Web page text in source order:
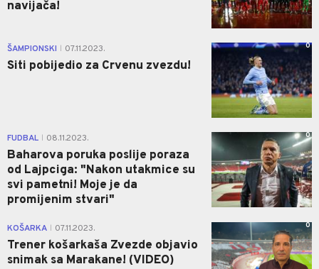
navijača!
ŠAMPIONSKI 07.11.2023.
Siti pobijedio za Crvenu zvezdu!
0
FUDBAL 08.11.2023.
Baharova poruka poslije poraza
od Lajpciga: "Nakon utakmice su
svi pametni! Moje je da
promijenim stvari"
0
KOŠARKA 07.11.2023.
Trener košarkaša Zvezde objavio
snimak sa Marakane! (VIDEO)
0